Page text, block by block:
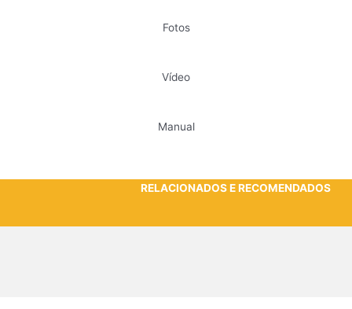
Fotos
Vídeo
Manual
RELACIONADOS E RECOMENDADOS